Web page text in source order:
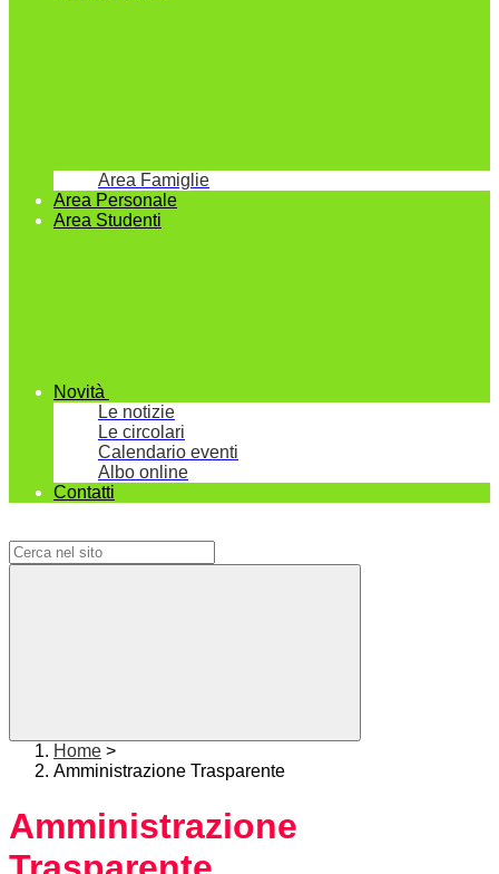
Area Famiglie
Area Personale
Area Studenti
Novità
Le notizie
Le circolari
Calendario eventi
Albo online
Contatti
Home >
Amministrazione Trasparente
Amministrazione